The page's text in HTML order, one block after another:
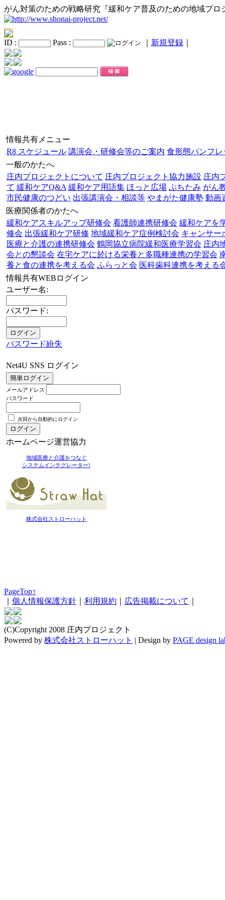
がん対策のための戦略研究『緩和ケア普及のための地域プロ
ID : Pass : 新規登録
情報共有メニュー
R8 スケジュール 講演会・研修会等のご案内 食形態パンフレ
一般のかたへ
庄内プロジェクトについて 庄内プロジェクト協力施設 庄内
て 緩和ケアQ&A 緩和ケア用語集 ほっと広場 ぷちたみ がん
市民健康のつどい 出張講演会・相談等 やまがた健康塾 動画
医療関係者のかたへ
緩和ケアスキルアップ研修会 看護師連携研修会 緩和ケアを
修会 出張緩和ケア研修 地域緩和ケア症例検討会 キャンサー
医療と介護の連携研修会 鶴岡協立病院緩和医療学習会 庄内
会との懇談会 在宅ケアに於ける栄養と多職種連携の学習会
養と食の連携を考える会 ふらっと会 医科歯科連携を考える
情報共有WEBログイン
ユーザー名:
パスワード:
パスワード紛失
Net4U SNS ログイン
メールアドレス
パスワード
次回から自動的にログイン
ホームページ運営協力
地域医療と介護をつなぐ
システムインテグレーター!
株式会社ストローハット
PageTop↑
個人情報保護方針 利用規約 広告掲載について
(C)Copyright 2008 庄内プロジェクト
Powered by 株式会社ストローハット | Design by PAGE design